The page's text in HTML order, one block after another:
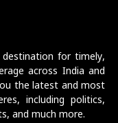
for timely,
across India and
the latest and most
including politics,
and much more.